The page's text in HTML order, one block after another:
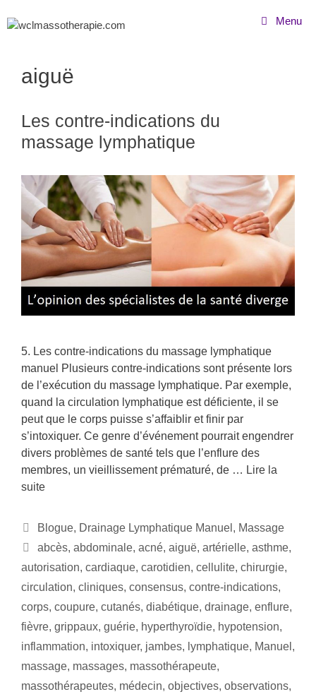
Menu
aiguë
Les contre-indications du
massage lymphatique
5. Les contre-indications du massage lymphatique
manuel Plusieurs contre-indications sont présente lors
de l’exécution du massage lymphatique. Par exemple,
quand la circulation lymphatique est déficiente, il se
peut que le corps puisse s’affaiblir et finir par
s’intoxiquer. Ce genre d’événement pourrait engendrer
divers problèmes de santé tels que l’enflure des
membres, un vieillissement prématuré, de … Lire la
suite
Blogue, Drainage Lymphatique Manuel , Massage
abcès, abdominale, acné, aiguë, artérielle, asthme,
autorisation, cardiaque, carotidien, cellulite, chirurgie,
circulation, cliniques, consensus, contre-indications,
corps, coupure, cutanés, diabétique, drainage, enflure,
fièvre, grippaux, guérie, hyperthyroïdie, hypotension,
inflammation, intoxiquer, jambes, lymphatique, Manuel ,
massage, massages, massothérapeute,
massothérapeutes, médecin, objectives, observations,